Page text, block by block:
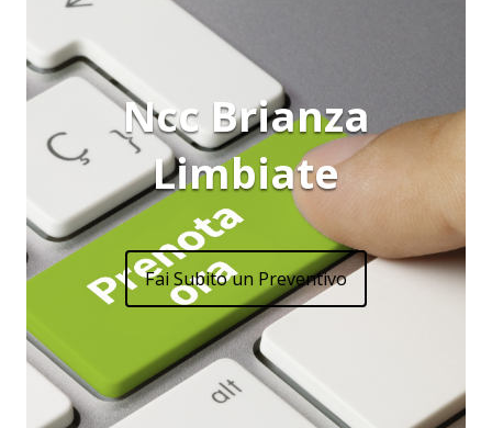
Ncc Brianza
Limbiate
Fai Subito un Preventivo